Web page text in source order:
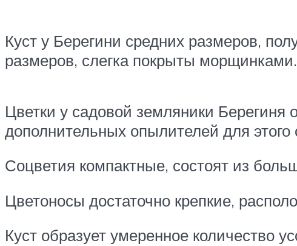
Куст у Берегини средних размеров,
размеров, слегка покрыты
Цветки у садовой земляники Берегиня
дополнительных опылителей для этого
Соцветия компактные, состоят из
Цветоносы достаточно крепкие,
Куст образует умеренное количество